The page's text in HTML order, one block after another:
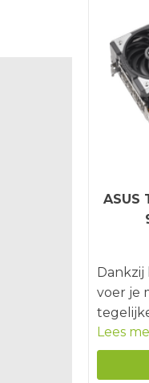
ASUS
Dankzij
voer je
met
Lees